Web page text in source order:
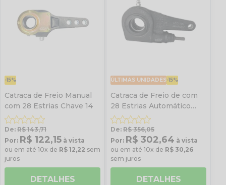
-15%
Catraca de Freio Manual
com 28 Estrias Chave 14
De: R$ 143,71
Por: R$ 122,15 à vista
ou em até 10x de R$ 12,22 sem
juros
DETALHES
ÚLTIMAS UNIDADES-15%
Catraca de Freio de com
28 Estrias Automático
Lado Direito
De: R$ 356,05
Por: R$ 302,64 à vista
ou em até 10x de R$ 30,26
sem juros
DETALHES